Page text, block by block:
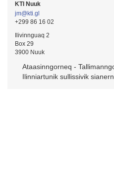
KTI Nuuk
jm@kti.gl
+299 86 16 02
Ilivinnguaq 2
Box 29
3900 Nuuk
Ataasinngorneq -
Ilinniartunik sullissivik